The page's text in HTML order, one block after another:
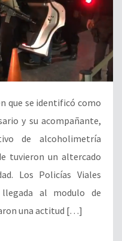
que se identificó como
y su acompañante,
de alcoholimetría
tuvieron un altercado
Los Policías Viales
llegada al modulo de
una actitud […]